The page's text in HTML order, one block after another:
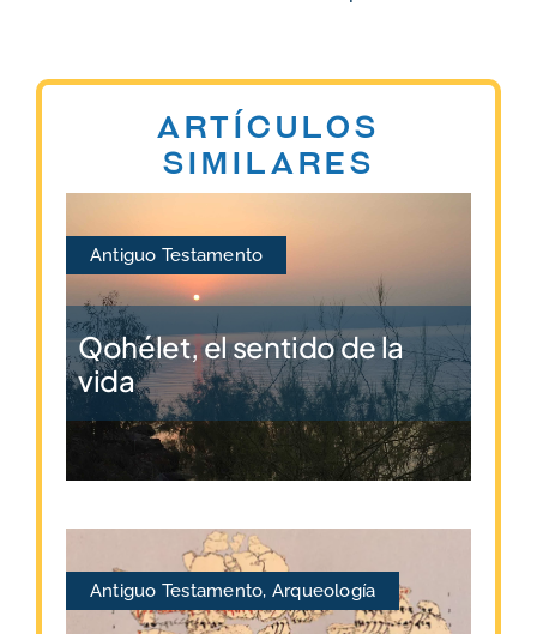
Artículos
similares
Antiguo Testamento
Qohélet, el sentido de la
vida
Antiguo Testamento, Arqueología